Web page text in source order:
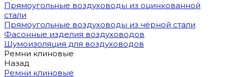
Прямоугольные воздуховоды из оцинкованной
стали
Прямоугольные воздуховоды из чёрной стали
Фасонные изделия воздуховодов
Шумоизоляция для воздуховодов
Ремни клиновые
Назад
Ремни клиновые